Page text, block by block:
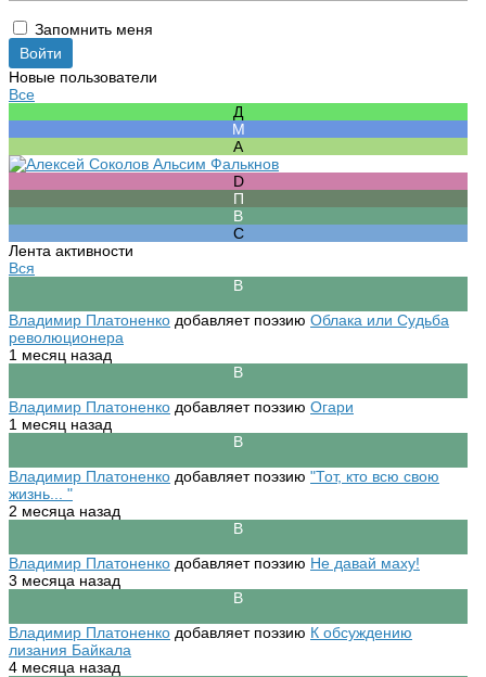
Запомнить меня
Новые пользователи
Все
Лента активности
Вся
Владимир Платоненко добавляет поэзию Облака или Судьба
революционера
1 месяц назад
Владимир Платоненко добавляет поэзию Огари
1 месяц назад
Владимир Платоненко добавляет поэзию "Тот, кто всю свою
жизнь... "
2 месяца назад
Владимир Платоненко добавляет поэзию Не давай маху!
3 месяца назад
Владимир Платоненко добавляет поэзию К обсуждению
лизания Байкала
4 месяца назад